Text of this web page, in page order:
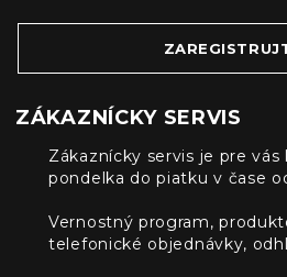
ZÁKAZNÍCKY SERVIS
Zákaznícky servis je pre vás
pondelka do piatku v čase
Vernostný program,
telefonické objednávky,